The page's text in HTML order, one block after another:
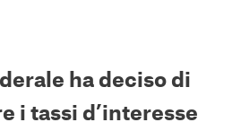
ha deciso di
i tassi d’interesse